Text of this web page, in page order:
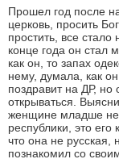
Прошел год после
церковь, просить
простить, все стало
конце года он стал
как он, то запах
нему, думала, как
поздравит на ДР, но
открываться.
женщине младше
республики, это его
что она не русская,
познакомил со